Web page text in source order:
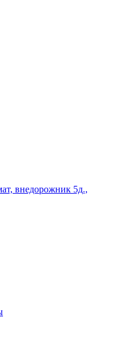
внедорожник 5д.,